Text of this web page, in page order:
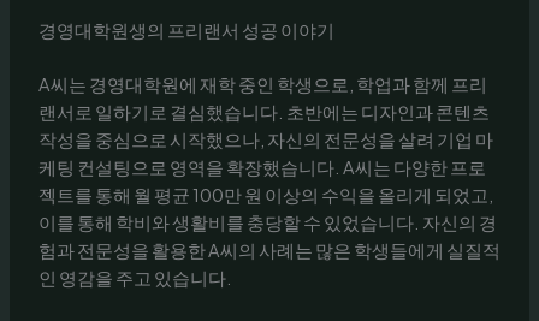
경영대학원생의 프리랜서 성공 이야기
A씨는 경영대학원에 재학 중인 학생으로, 학업과 함께 프리
랜서로 일하기로 결심했습니다. 초반에는 디자인과 콘텐츠
작성을 중심으로 시작했으나, 자신의 전문성을 살려 기업 마
케팅 컨설팅으로 영역을 확장했습니다. A씨는 다양한 프로
젝트를 통해 월 평균 100만 원 이상의 수익을 올리게 되었고,
이를 통해 학비와 생활비를 충당할 수 있었습니다. 자신의 경
험과 전문성을 활용한 A씨의 사례는 많은 학생들에게 실질적
인 영감을 주고 있습니다.